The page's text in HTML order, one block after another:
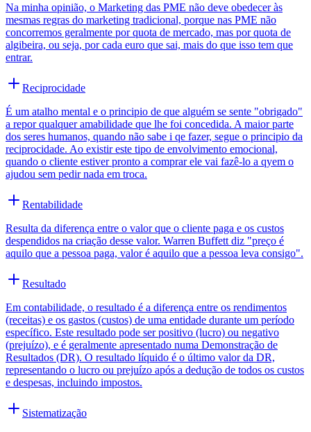
Na minha opinião, o Marketing das PME não deve obedecer às
mesmas regras do marketing tradicional, porque nas PME não
concorremos geralmente por quota de mercado, mas por quota de
algibeira, ou seja, por cada euro que sai, mais do que isso tem que
entrar.
Reciprocidade
É um atalho mental e o principio de que alguém se sente "obrigado"
a repor qualquer amabilidade que lhe foi concedida. A maior parte
dos seres humanos, quando não sabe i qe fazer, segue o principio da
reciprocidade. Ao existir este tipo de envolvimento emocional,
quando o cliente estiver pronto a comprar ele vai fazê-lo a qyem o
ajudou sem pedir nada em troca.
Rentabilidade
Resulta da diferença entre o valor que o cliente paga e os custos
despendidos na criação desse valor. Warren Buffett diz "preço é
aquilo que a pessoa paga, valor é aquilo que a pessoa leva consigo".
Resultado
Em contabilidade, o resultado é a diferença entre os rendimentos
(receitas) e os gastos (custos) de uma entidade durante um período
específico. Este resultado pode ser positivo (lucro) ou negativo
(prejuízo), e é geralmente apresentado numa Demonstração de
Resultados (DR). O resultado líquido é o último valor da DR,
representando o lucro ou prejuízo após a dedução de todos os custos
e despesas, incluindo impostos.
Sistematização